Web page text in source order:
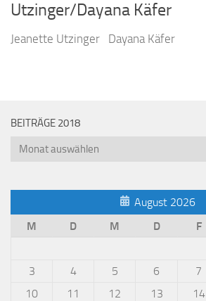
Utzinger/Dayana Käfer
Jeanette Utzinger Dayana Käfer
BEITRÄGE 2018
Beiträge
August 2026
M
D M D F
3
4 5 6 7
10
11 12 13 14